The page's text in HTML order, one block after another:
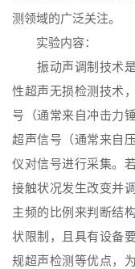
测领域的广泛关注。
实验内容：
振动声调制技术是
性超声无损检测技术
号（通常来自冲击力
超声信号（通常来自
仪对信号进行采集。
接触状况发生改变并
主频的比例来判断结
状限制，且具有设备
规超声检测等优点，